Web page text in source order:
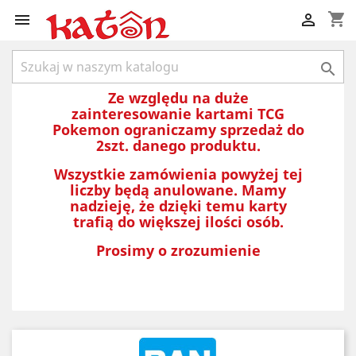
 shopping_cart


Ze względu na duże
zainteresowanie kartami TCG
Pokemon ograniczamy sprzedaż do
2szt. danego produktu.
Wszystkie zamówienia powyżej tej
liczby będą anulowane. Mamy
nadzieję, że dzięki temu karty
trafią do większej ilości osób.
Prosimy o zrozumienie